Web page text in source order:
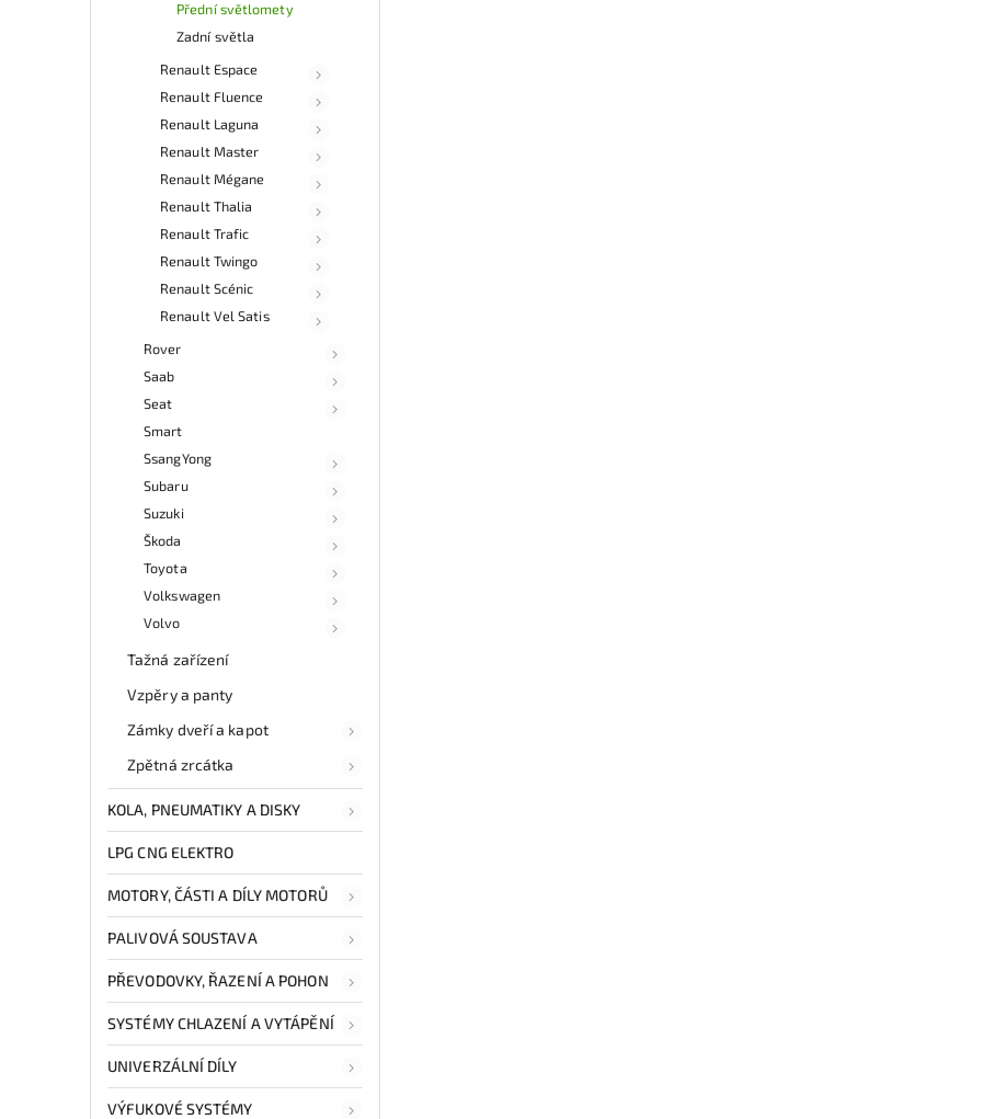
Přední světlomety
Zadní světla
Renault Espace
Renault Fluence
Renault Laguna
Renault Master
Renault Mégane
Renault Thalia
Renault Trafic
Renault Twingo
Renault Scénic
Renault Vel Satis
Rover
Saab
Seat
Smart
SsangYong
Subaru
Suzuki
Škoda
Toyota
Volkswagen
Volvo
Tažná zařízení
Vzpěry a panty
Zámky dveří a kapot
Zpětná zrcátka
KOLA, PNEUMATIKY A DISKY
LPG CNG ELEKTRO
MOTORY, ČÁSTI A DÍLY MOTORŮ
PALIVOVÁ SOUSTAVA
PŘEVODOVKY, ŘAZENÍ A POHON
SYSTÉMY CHLAZENÍ A VYTÁPĚNÍ
UNIVERZÁLNÍ DÍLY
VÝFUKOVÉ SYSTÉMY